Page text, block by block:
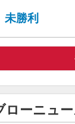
未勝利
ローニュー